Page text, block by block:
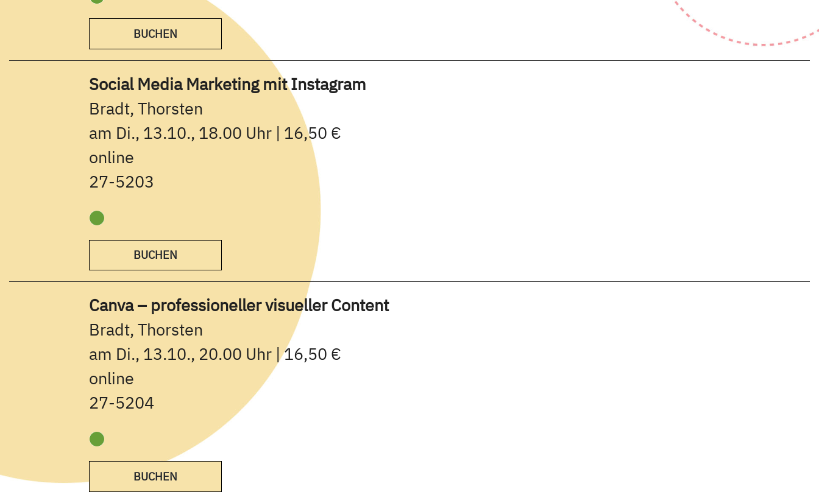
BUCHEN
Social Media Marketing mit Instagram
Bradt, Thorsten
am Di., 13.10., 18.00 Uhr | 16,50 €
online
27-5203
BUCHEN
Canva – professioneller visueller Content
Bradt, Thorsten
am Di., 13.10., 20.00 Uhr | 16,50 €
online
27-5204
BUCHEN